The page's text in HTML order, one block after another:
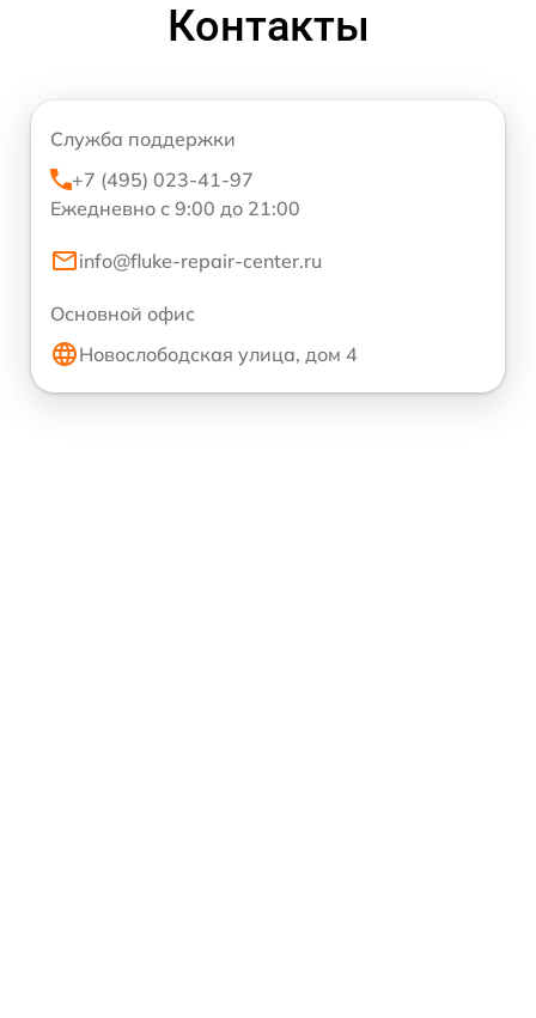
Контакты
Служба поддержки
+7 (495) 023-41-97
Ежедневно с 9:00 до 21:00
info@fluke-repair-center.ru
Основной офис
Новослободская улица, дом 4